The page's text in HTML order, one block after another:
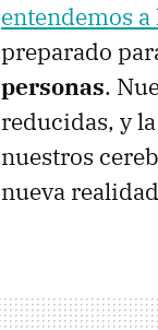
entendemos
preparado
personas.
reducidas, y
nuestros
nueva